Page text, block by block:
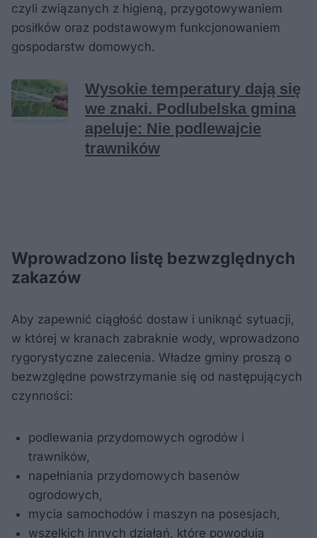
czyli związanych z higieną, przygotowywaniem
posiłków oraz podstawowym funkcjonowaniem
gospodarstw domowych.
Wprowadzono listę bezwzględnych
zakazów
Aby zapewnić ciągłość dostaw i uniknąć sytuacji,
w której w kranach zabraknie wody, wprowadzono
rygorystyczne zalecenia. Władze gminy proszą o
bezwzględne powstrzymanie się od następujących
czynności:
podlewania przydomowych ogrodów i
trawników,
napełniania przydomowych basenów
ogrodowych,
mycia samochodów i maszyn na posesjach,
wszelkich innych działań, które powodują